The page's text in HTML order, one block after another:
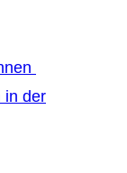
in der